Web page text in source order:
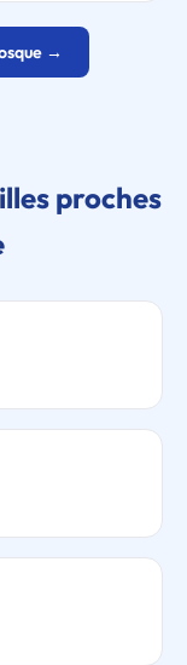
→
proches